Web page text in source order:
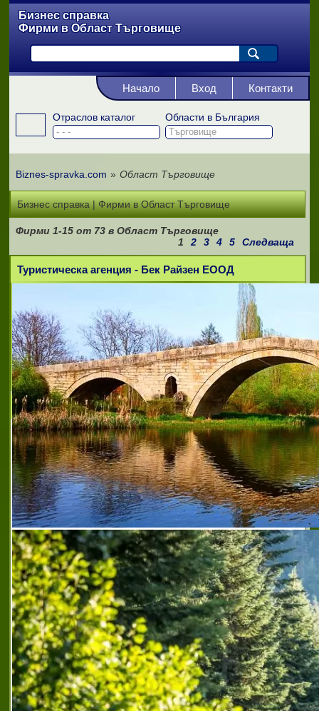
Бизнес справка
Фирми в Област Търговище
Отраслов каталог Области в България
Начало Вход Контакти
Biznes-spravka.com » Област Търговище
Бизнес справка | Фирми в Област Търговище
Фирми 1-15от 73в Област Търговище
1
2 3 4 5 Следваща
Туристическа агенция - Бек Райзен ЕООД
Земеделска кооперация за производство и услуги
Единство
Земеделска кооперация за производство и
услуги Единство, село Врани кон e с
утвърдено и доказано име, една от
водещите в областта на земеделието и
селското стопанство, натрупала богат
опит, наложила с
висококачествени зърнени култури врани кон,
висококачествени зърнени култури врани кон,
еколкогично чисти зърнени култури врани кон,
земеделска кооперация единство ,земеделска
кооперация единство врани кон,земеделска
кооперация село врани кон,зкпу единство,зкпу
единство врани кон ,зкпу село врани кон,зърнени и
фуражни култури врани кон,зърно с високи
показатели врани кон,зърнопроизводство врани кон,
кооперация единство,кооперация единство врани
кон,препоръчан производител на зърно врани кон,
продажба на зърно врани кон,производител на
зърнени култури врани кон,производител на
пшеница варни кон,произодител на слънчоглед
врани кон,произодител на фуражни култури врани
кон,пшеница с високи показатели врани кон,
слънчоглед с високи показатели врани кон